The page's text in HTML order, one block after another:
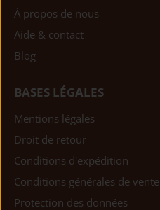
À propos de nous
Aide & contact
Blog
BASES LÉGALES
Mentions légales
Droit de retour
Conditions d'expédition
Conditions générales de vente
Protection des données